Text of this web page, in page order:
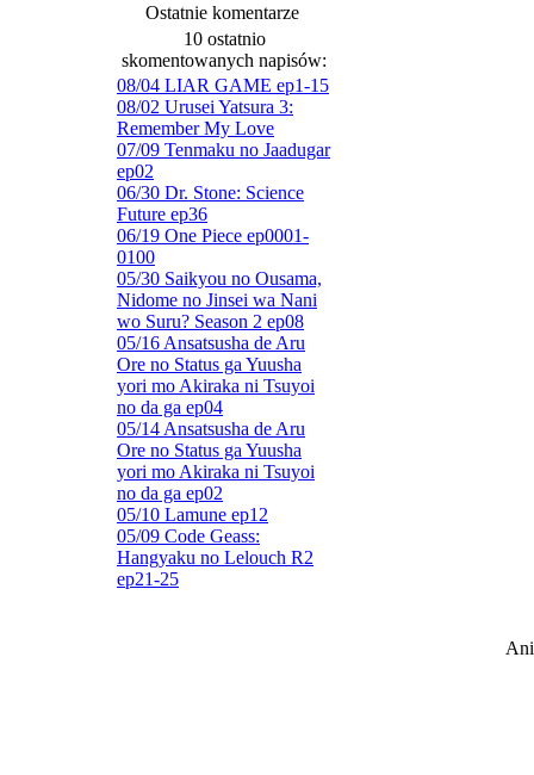
Ostatnie komentarze
10 ostatnio
skomentowanych napisów:
08/04 LIAR GAME ep1-15
08/02 Urusei Yatsura 3:
Remember My Love
07/09 Tenmaku no Jaadugar
ep02
06/30 Dr. Stone: Science
Future ep36
06/19 One Piece ep0001-
0100
05/30 Saikyou no Ousama,
Nidome no Jinsei wa Nani
wo Suru? Season 2 ep08
05/16 Ansatsusha de Aru
Ore no Status ga Yuusha
yori mo Akiraka ni Tsuyoi
no da ga ep04
05/14 Ansatsusha de Aru
Ore no Status ga Yuusha
yori mo Akiraka ni Tsuyoi
no da ga ep02
05/10 Lamune ep12
05/09 Code Geass:
Hangyaku no Lelouch R2
ep21-25